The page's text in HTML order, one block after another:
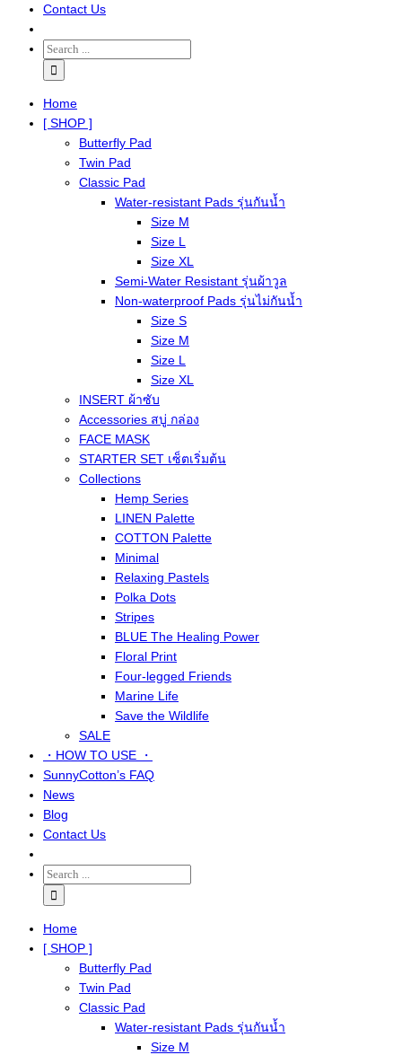
Contact Us
Home
[ SHOP ]
Butterfly Pad
Twin Pad
Classic Pad
Water-resistant Pads รุ่นกันน้ำ
Size M
Size L
Size XL
Semi-Water Resistant รุ่นผ้าวูล
Non-waterproof Pads รุ่นไม่กันน้ำ
Size S
Size M
Size L
Size XL
INSERT ผ้าซับ
Accessories สบู่ กล่อง
FACE MASK
STARTER SET เซ็ตเริ่มต้น
Collections
Hemp Series
LINEN Palette
COTTON Palette
Minimal
Relaxing Pastels
Polka Dots
Stripes
BLUE The Healing Power
Floral Print
Four-legged Friends
Marine Life
Save the Wildlife
SALE
・HOW TO USE ・
SunnyCotton’s FAQ
News
Blog
Contact Us
Home
[ SHOP ]
Butterfly Pad
Twin Pad
Classic Pad
Water-resistant Pads รุ่นกันน้ำ
Size M